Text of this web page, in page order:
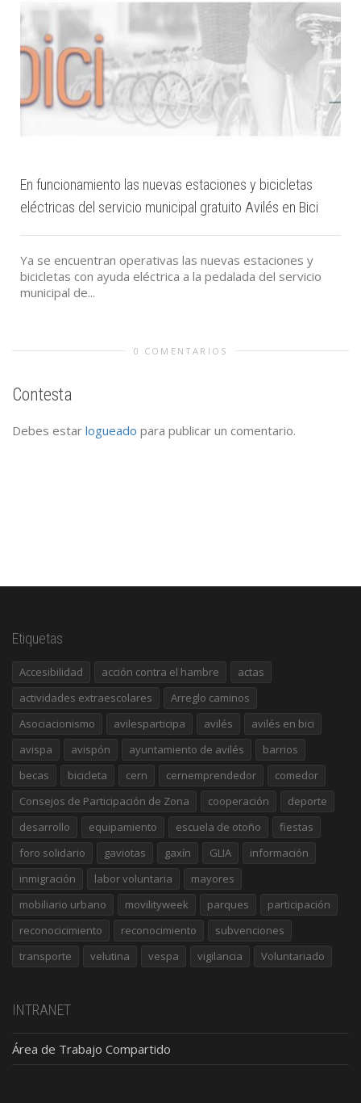
En funcionamiento las nuevas estaciones y bicicletas
eléctricas del servicio municipal gratuito Avilés en Bici
Ya se encuentran operativas las nuevas estaciones y
bicicletas con ayuda eléctrica a la pedalada del servicio
municipal de...
0 COMENTARIOS
Contesta
Debes estar logueado para publicar un comentario.
Etiquetas
Accesibilidad acción contra el hambre
actas
actividades extraescolares
Arreglo caminos
Asociacionismo
avilesparticipa avilés
avilés en bici
avispa
avispón ayuntamiento de avilés
barrios
becas
bicicleta cern cernemprendedor
comedor
Consejos de Participación de Zona
cooperación
deporte
desarrollo
equipamiento escuela de otoño
fiestas
foro solidario
gaviotas gaxín GLIA
información
inmigración
labor voluntaria
mayores
mobiliario urbano
movilityweek parques
participación
reconocicimiento
reconocimiento
subvenciones
transporte
velutina vespa vigilancia Voluntariado
INTRANET
Área de Trabajo Compartido